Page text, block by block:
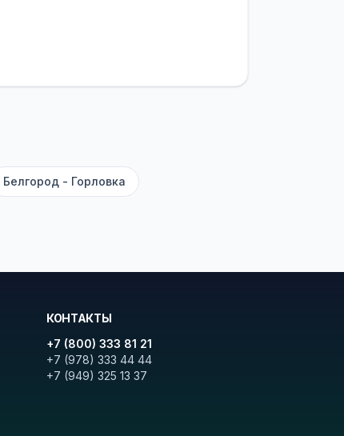
отопление, зарядка
Кнопка «Детали рейса»
Белгород - Горловка
КОНТАКТЫ
+7 (800) 333 81 21
+7 (978) 333 44 44
+7 (949) 325 13 37